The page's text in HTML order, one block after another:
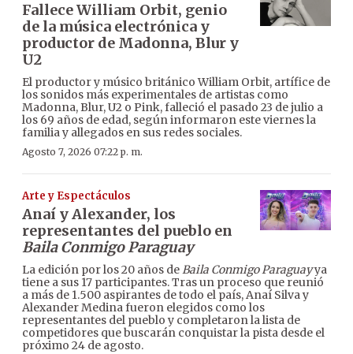
Fallece William Orbit, genio
de la música electrónica y
productor de Madonna, Blur y
U2
El productor y músico británico William Orbit, artífice de
los sonidos más experimentales de artistas como
Madonna, Blur, U2 o Pink, falleció el pasado 23 de julio a
los 69 años de edad, según informaron este viernes la
familia y allegados en sus redes sociales.
Agosto 7, 2026 07:22 p. m.
Arte y Espectáculos
Anaí y Alexander, los
representantes del pueblo en
Baila Conmigo Paraguay
La edición por los 20 años deBaila Conmigo Paraguayya
tiene a sus 17 participantes. Tras un proceso que reunió
a más de 1.500 aspirantes de todo el país, Anaí Silva y
Alexander Medina fueron elegidos como los
representantes del pueblo y completaron la lista de
competidores que buscarán conquistar la pista desde el
próximo 24 de agosto.